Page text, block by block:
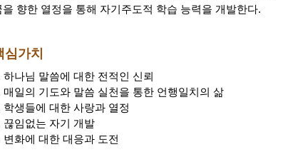
을 향한 열정을 통해 자기주도적 학습 능력을 개발한다.
심가치
하나님 말씀에 대한 전적인 신뢰
매일의 기도와 말씀 실천을 통한 언행일치의 삶
학생들에 대한 사랑과 열정
끊임없는 자기 개발
변화에 대한 대응과 도전